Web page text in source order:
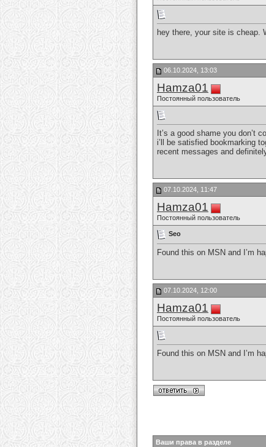
hey there, your site is cheap.
06.10.2024, 13:03
Hamza01
Постоянный пользователь
It’s a good shame you don’t
i’ll be satisfied bookmarking
recent messages and
07.10.2024, 11:47
Hamza01
Постоянный пользователь
Seo
Found this on MSN and I’m
07.10.2024, 12:00
Hamza01
Постоянный пользователь
Found this on MSN and I’m
Ваши права в разделе